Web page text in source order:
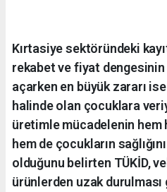
Kırtasiye sektöründeki
rekabet ve fiyat dengesinin
açarken en büyük zararı
halinde olan çocuklara
üretimle mücadelenin hem
hem de çocukların
olduğunu belirten TÜKİD,
ürünlerden uzak durulması